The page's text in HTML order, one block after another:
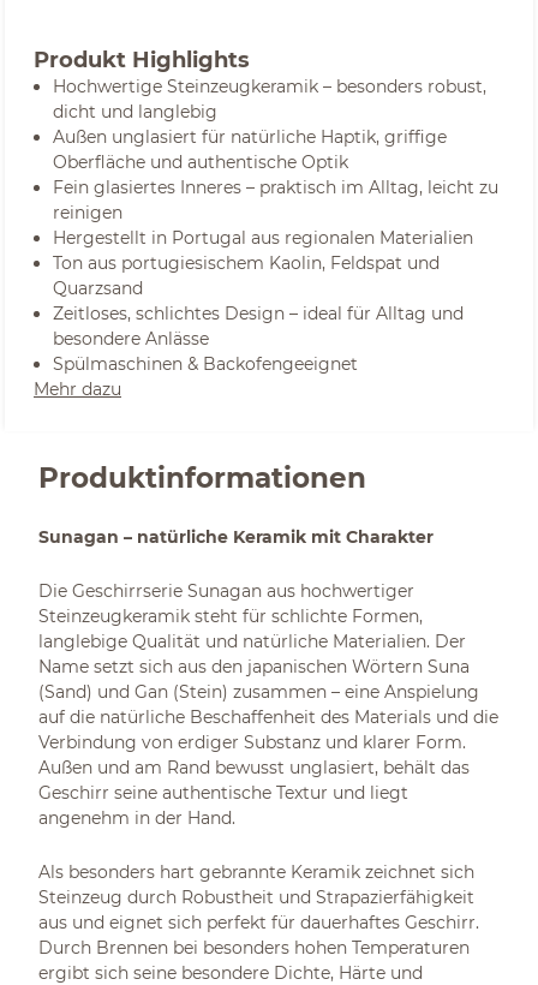
Produkt Highlights
Hochwertige Steinzeugkeramik – besonders robust,
dicht und langlebig
Außen unglasiert für natürliche Haptik, griffige
Oberfläche und authentische Optik
Fein glasiertes Inneres – praktisch im Alltag, leicht zu
reinigen
Hergestellt in Portugal aus regionalen Materialien
Ton aus portugiesischem Kaolin, Feldspat und
Quarzsand
Zeitloses, schlichtes Design – ideal für Alltag und
besondere Anlässe
Spülmaschinen & Backofengeeignet
Mehr dazu
Produktinformationen
Sunagan – natürliche Keramik mit Charakter
Die Geschirrserie Sunagan aus hochwertiger
Steinzeugkeramik steht für schlichte Formen,
langlebige Qualität und natürliche Materialien. Der
Name setzt sich aus den japanischen Wörtern Suna
(Sand) und Gan (Stein) zusammen – eine Anspielung
auf die natürliche Beschaffenheit des Materials und die
Verbindung von erdiger Substanz und klarer Form.
Außen und am Rand bewusst unglasiert, behält das
Geschirr seine authentische Textur und liegt
angenehm in der Hand.
Als besonders hart gebrannte Keramik zeichnet sich
Steinzeug durch Robustheit und Strapazierfähigkeit
aus und eignet sich perfekt für dauerhaftes Geschirr.
Durch Brennen bei besonders hohen Temperaturen
ergibt sich seine besondere Dichte, Härte und